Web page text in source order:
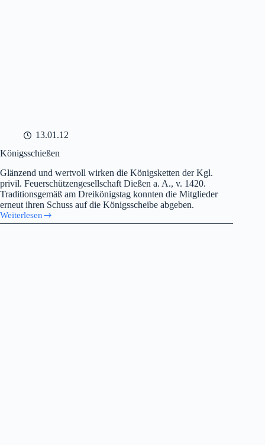
13.01.12
Königsschießen
Glänzend und wertvoll wirken die Königsketten der Kgl.
privil. Feuerschützengesellschaft Dießen a. A., v. 1420.
Traditionsgemäß am Dreikönigstag konnten die Mitglieder
erneut ihren Schuss auf die Königsscheibe abgeben.
Weiterlesen
Königsschießen